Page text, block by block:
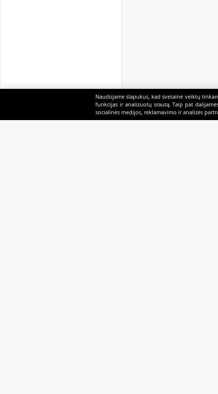
Naudojame slapukus, kad svetainė veiktų
funkcijas ir analizuotų srautą. Taip pat
socialinės medijos, reklamavimo ir analizės